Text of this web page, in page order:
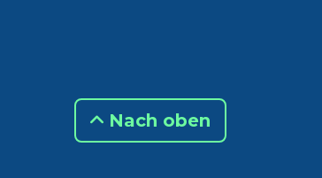
Nach oben